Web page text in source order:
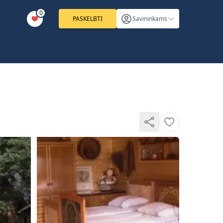
0
PASKELBTI Savininkams